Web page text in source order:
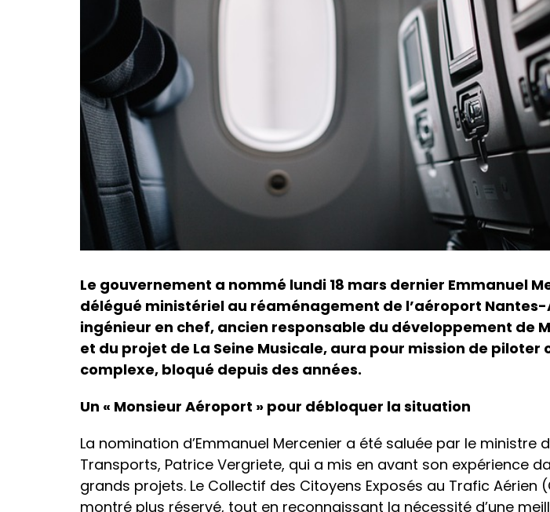
Le gouvernement a nommé lundi 18 mars dernier Emmanuel
délégué ministériel au réaménagement de l’aéroport
ingénieur en chef, ancien responsable du développement de
et du projet de La Seine Musicale, aura pour mission de piloter
complexe, bloqué depuis des années.
Un « Monsieur Aéroport » pour débloquer la situation
La nomination d’Emmanuel Mercenier a été saluée par le ministre
Transports, Patrice Vergriete, qui a mis en avant son expérience
grands projets. Le Collectif des Citoyens Exposés au Trafic Aérien
montré plus réservé, tout en reconnaissant la nécessité d’une